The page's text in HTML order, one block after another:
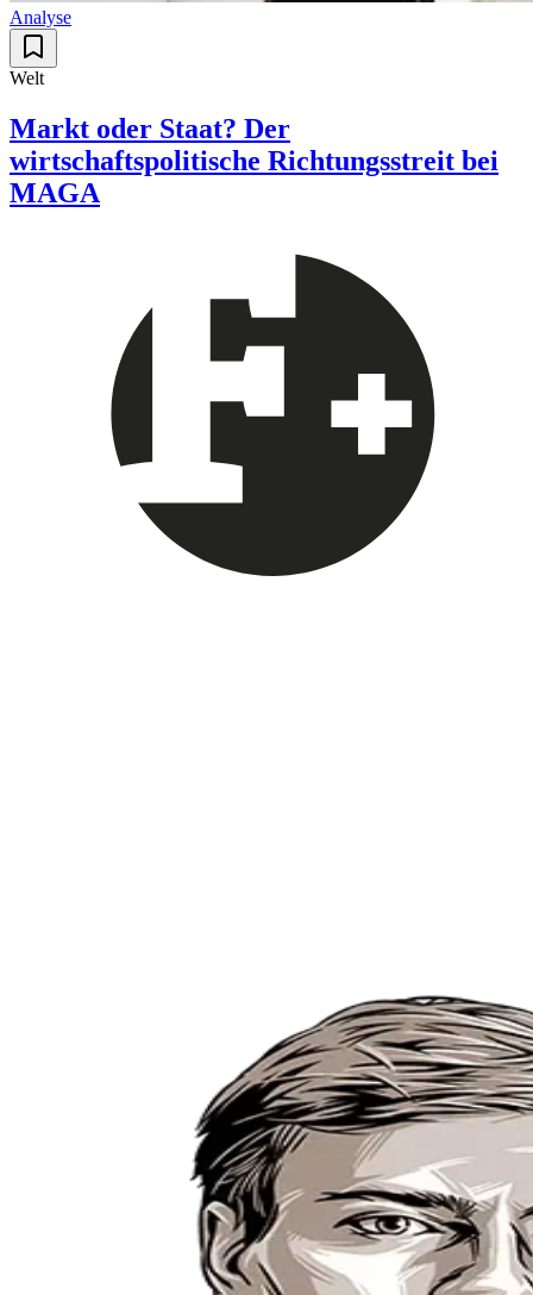
Analyse
Welt
Markt oder Staat? Der
wirtschaftspolitische Richtungsstreit bei
MAGA